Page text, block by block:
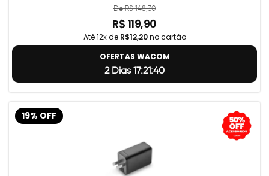
De R$ 148,30
R$ 119,90
Até 12x de R$12,20no cartão
OFERTAS WACOM
2 Dias 17:21:39
19% OFF